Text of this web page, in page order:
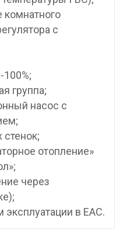
с
группа;
насос с
отопление»
через
эксплуатации в ЕАС.